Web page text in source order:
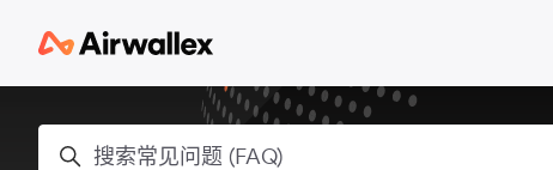
搜索